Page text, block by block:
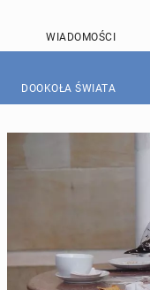
WIADOMOŚCI
DOOKOŁA ŚWIATA